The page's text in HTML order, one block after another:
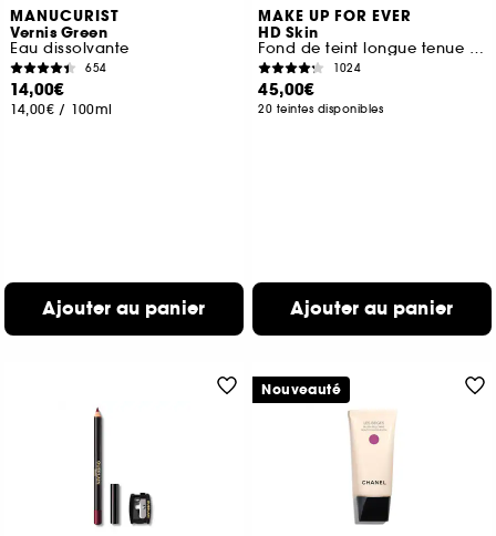
MANUCURIST
Vernis Green
Eau dissolvante
654
14,00€
14,00€ / 100ml
Ajouter au panier
MAKE UP FOR EVER
HD Skin
Fond de teint longue tenue imperceptible
1024
45,00€
20 teintes disponibles
Ajouter au panier
Nouveauté